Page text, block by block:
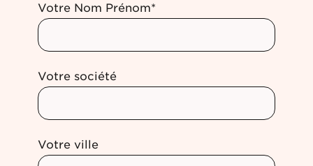
Votre Nom Prénom*
Votre société
Votre ville